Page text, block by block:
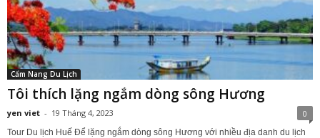
Cẩm Nang Du Lịch
Tôi thích lặng ngắm dòng sông Hương
yen viet - 19 Tháng 4, 2023 0
Tour Du lịch Huế Để lặng ngắm dòng sông Hương với nhiều địa danh du lịch